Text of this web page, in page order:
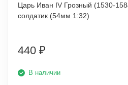
Царь Иван IV Грозный (1530-
солдатик (54мм 1:32)
440 ₽
В наличии